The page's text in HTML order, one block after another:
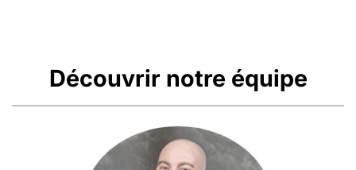
Découvrir notre équipe